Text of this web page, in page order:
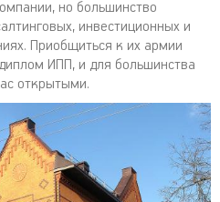
но большинство
инвестиционных и
Приобщиться к их армии
ИПП, и для большинства
открытыми.